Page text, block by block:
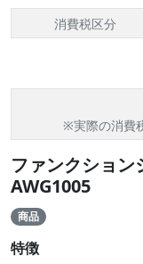
消費税区分
※実際の消費
ファンクショ
AWG1005
商品
特徴